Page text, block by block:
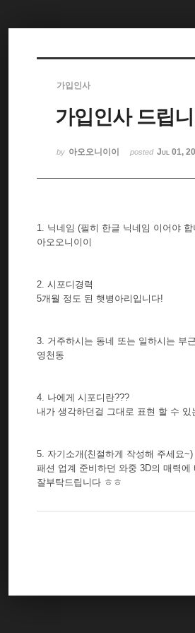
가입인사
가입인사 드립
by 아오오니이이 posted Jul 01,
1. 닉네임 (필히 한글 닉네임 이어야
아오오니이이
2. 시포디경력
5개월 정도 된 햇병아리입니다!
3. 거주하시는 동네 또는 일하시는 부
영천동
4. 나에게 시포디란???
내가 생각하던걸 그대로 표현 할 수 있
5. 자기소개(친절하게 작성해 주세요~)
패션 업계 준비하던 와중 3D의 매력
잘부탁드립니다 ㅎㅎ
북5
북5